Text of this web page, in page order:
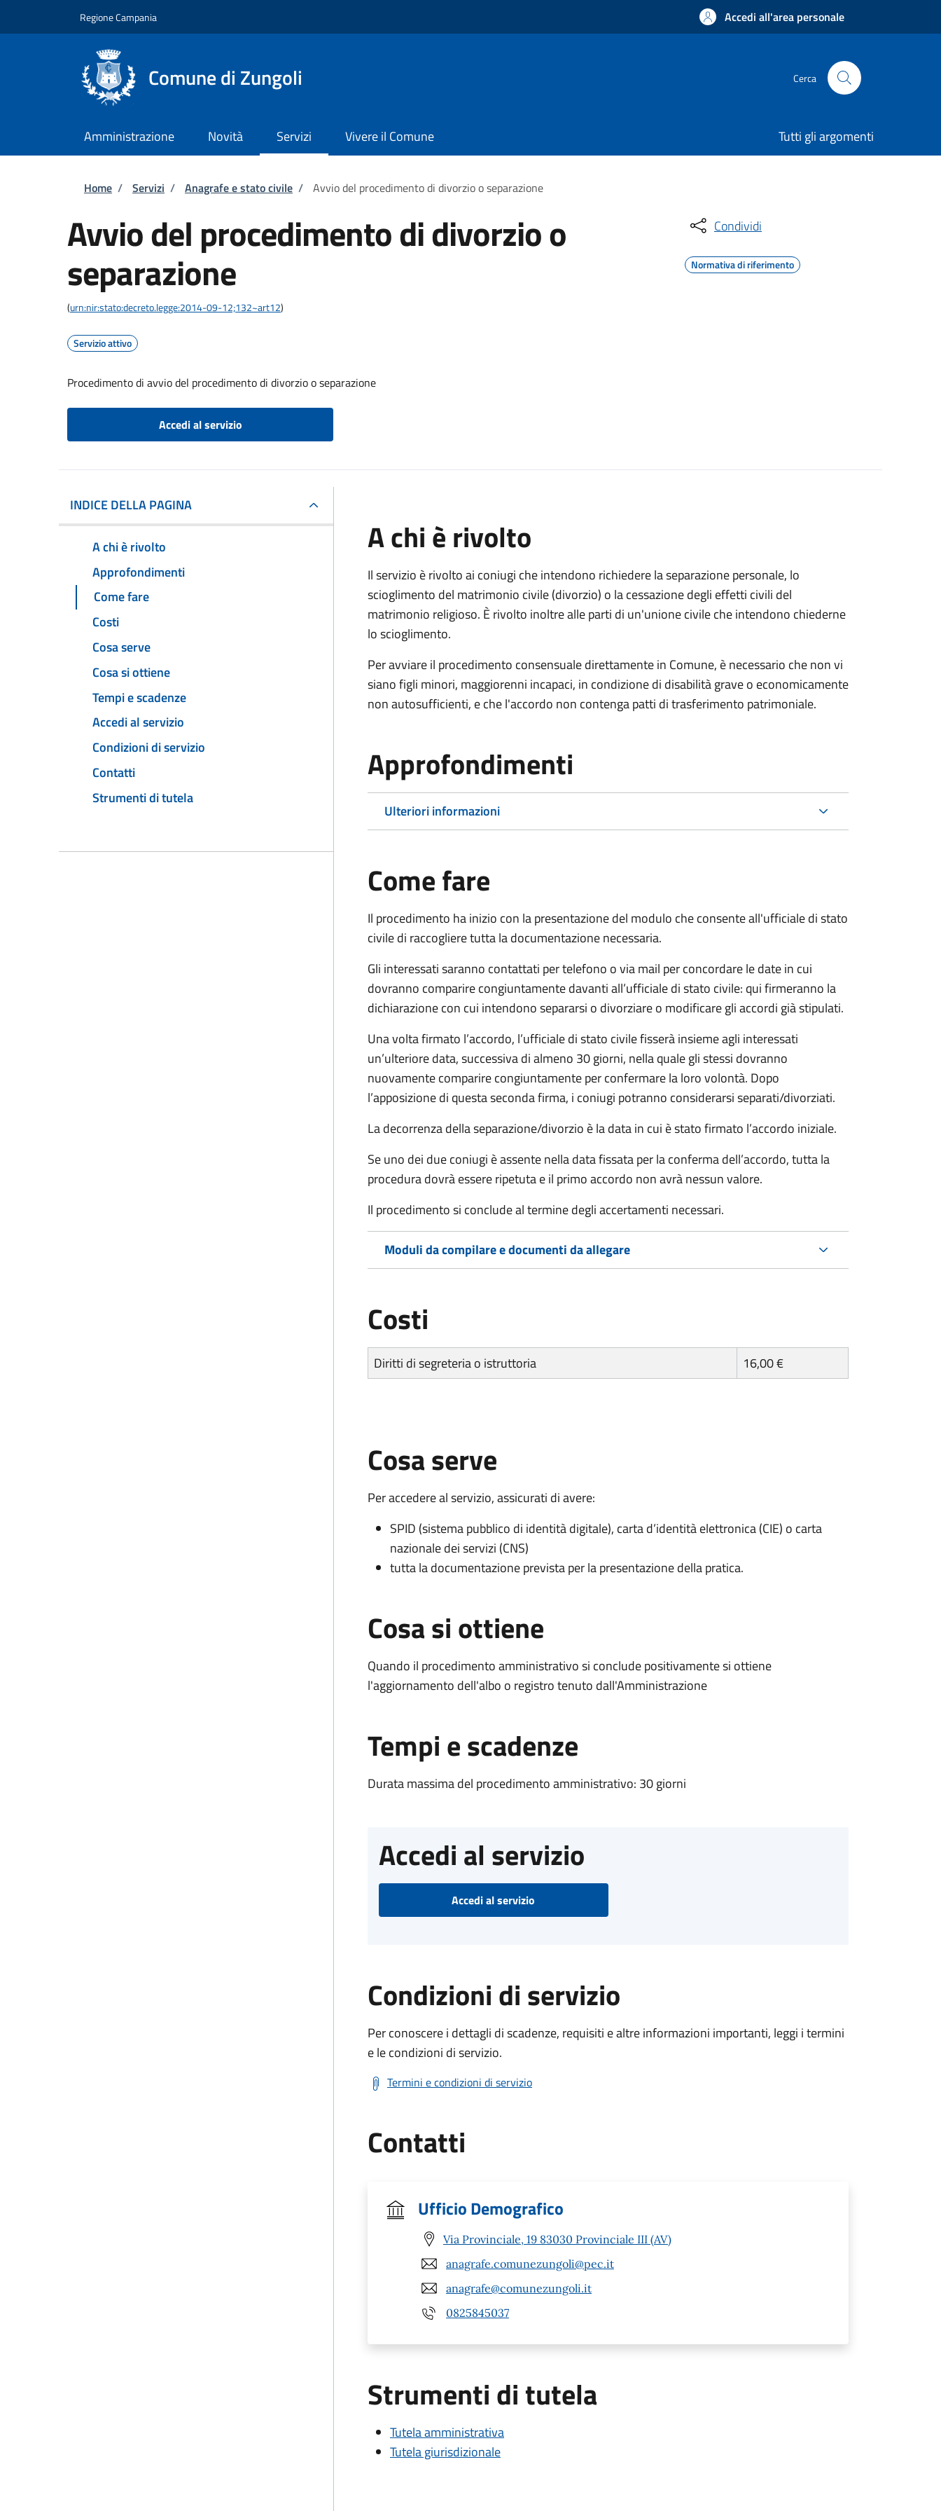
Regione Campania Accedi all'area personale
Comune di Zungoli Cerca
Amministrazione Novità Servizi Vivere il Comune Tutti gli argomenti
Briciole di pane
Home / Servizi / Anagrafe e stato civile / Avvio del procedimento di divorzio o separazione
Avvio del procedimento di divorzio o
separazione
(urn:nir:stato:decreto.legge:2014-09-12;132~art12)
Servizio attivo
Procedimento di avvio del procedimento di divorzio o separazione
Accedi al servizio
Condividi
Normativa di riferimento
INDICE DELLA PAGINA
A chi è rivolto
Approfondimenti
Come fare
Costi
Cosa serve
Cosa si ottiene
Tempi e scadenze
Accedi al servizio
Condizioni di servizio
Contatti
Strumenti di tutela
A chi è rivolto
Il servizio è rivolto ai coniugi che intendono richiedere la separazione personale, lo
scioglimento del matrimonio civile (divorzio) o la cessazione degli effetti civili del
matrimonio religioso. È rivolto inoltre alle parti di un'unione civile che intendono chiederne
lo scioglimento.
Per avviare il procedimento consensuale direttamente in Comune, è necessario che non vi
siano figli minori, maggiorenni incapaci, in condizione di disabilità grave o economicamente
non autosufficienti, e che l'accordo non contenga patti di trasferimento patrimoniale.
Approfondimenti
Ulteriori informazioni
Come fare
Il procedimento ha inizio con la presentazione del modulo che consente all'ufficiale di stato
civile di raccogliere tutta la documentazione necessaria.
Gli interessati saranno contattati per telefono o via mail per concordare le date in cui
dovranno comparire congiuntamente davanti all’ufficiale di stato civile: qui firmeranno la
dichiarazione con cui intendono separarsi o divorziare o modificare gli accordi già stipulati.
Una volta firmato l’accordo, l’ufficiale di stato civile fisserà insieme agli interessati
un’ulteriore data, successiva di almeno 30 giorni, nella quale gli stessi dovranno
nuovamente comparire congiuntamente per confermare la loro volontà. Dopo
l’apposizione di questa seconda firma, i coniugi potranno considerarsi separati/divorziati.
La decorrenza della separazione/divorzio è la data in cui è stato firmato l’accordo iniziale.
Se uno dei due coniugi è assente nella data fissata per la conferma dell’accordo, tutta la
procedura dovrà essere ripetuta e il primo accordo non avrà nessun valore.
Il procedimento si conclude al termine degli accertamenti necessari.
Moduli da compilare e documenti da allegare
Costi
Diritti di segreteria o istruttoria 16,00 €
Cosa serve
Per accedere al servizio, assicurati di avere:
SPID (sistema pubblico di identità digitale), carta d’identità elettronica (CIE) o carta
nazionale dei servizi (CNS)
tutta la documentazione prevista per la presentazione della pratica.
Cosa si ottiene
Quando il procedimento amministrativo si conclude positivamente si ottiene
l'aggiornamento dell'albo o registro tenuto dall'Amministrazione
Tempi e scadenze
Durata massima del procedimento amministrativo: 30 giorni
Accedi al servizio
Accedi al servizio
Condizioni di servizio
Per conoscere i dettagli di scadenze, requisiti e altre informazioni importanti, leggi i termini
e le condizioni di servizio.
Termini e condizioni di servizio
Contatti
Ufficio Demografico
Via Provinciale, 19 83030 Provinciale III (AV)
anagrafe.comunezungoli@pec.it
anagrafe@comunezungoli.it
0825845037
Strumenti di tutela
Tutela amministrativa
Tutela giurisdizionale